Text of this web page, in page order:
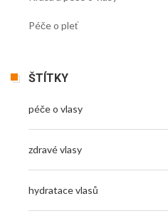
Péče o pleť
ŠTÍTKY
péče o vlasy
zdravé vlasy
hydratace vlasů